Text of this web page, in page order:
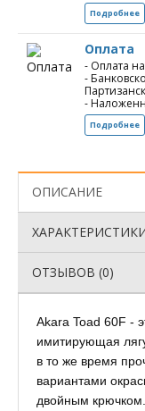
Подробнее
Оплата
- Оплата
-
-
Подробнее
ОПИСАНИЕ
ОТЗЫВОВ (0)
Akara Toad 60F -
имитирующая
в то же время
вариантами
двойным